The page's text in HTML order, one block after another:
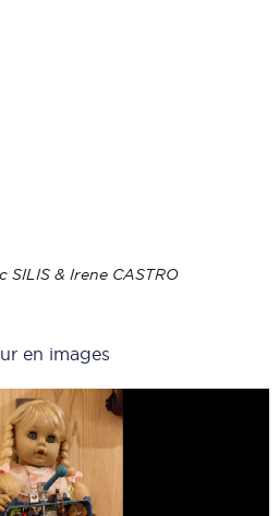
SILIS & Irene CASTRO
en images